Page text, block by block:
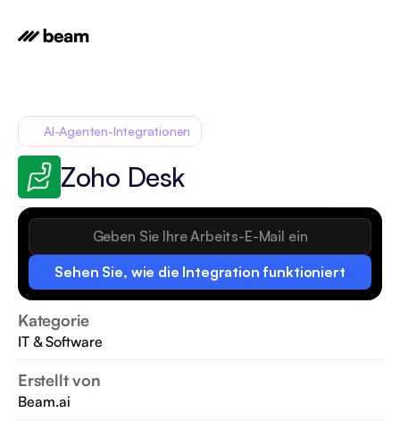
Sehen Sie, wie die Integration funktioniert
Kategorie
IT & Software
Erstellt von
Beam.ai
AI-Agenten-Integrationen
Zoho Desk